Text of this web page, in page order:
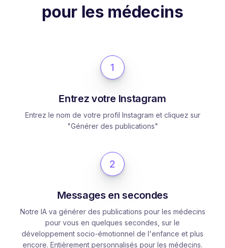
pour les médecins
1
Entrez votre Instagram
Entrez le nom de votre profil Instagram et cliquez sur
"Générer des publications"
2
Messages en secondes
Notre IA va générer des publications pour les médecins
pour vous en quelques secondes, sur le
développement socio-émotionnel de l'enfance et plus
encore. Entièrement personnalisés pour les médecins.